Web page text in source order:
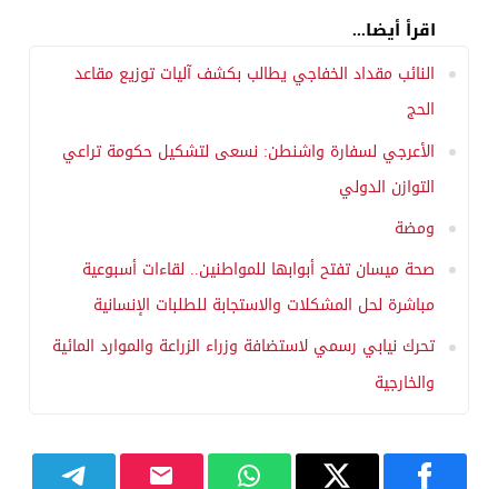
اقرأ أيضا...
النائب مقداد الخفاجي يطالب بكشف آليات توزيع مقاعد
الحج
الأعرجي لسفارة واشنطن: نسعى لتشكيل حكومة تراعي
التوازن الدولي
ومضة
صحة ميسان تفتح أبوابها للمواطنين.. لقاءات أسبوعية
مباشرة لحل المشكلات والاستجابة للطلبات الإنسانية
تحرك نيابي رسمي لاستضافة وزراء الزراعة والموارد المائية
والخارجية